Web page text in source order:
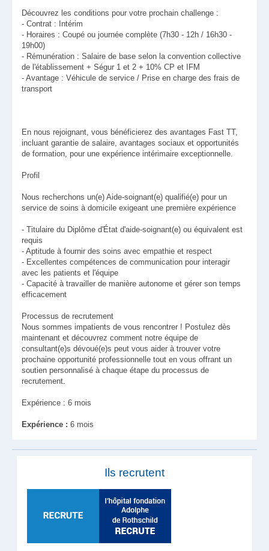
Découvrez les conditions pour votre prochain challenge :
- Contrat : Intérim
- Horaires : Coupé ou journée complète (7h30 - 12h / 16h30 -
19h00)
- Rémunération : Salaire de base selon la convention collective
de l'établissement + Ségur 1 et 2 + 10% CP et IFM
- Avantage : Véhicule de service / Prise en charge des frais de
transport
En nous rejoignant, vous bénéficierez des avantages Fast TT,
incluant garantie de salaire, avantages sociaux et opportunités
de formation, pour une expérience intérimaire exceptionnelle.
Profil
Nous recherchons un(e) Aide-soignant(e) qualifié(e) pour un
service de soins à domicile exigeant une première expérience
- Titulaire du Diplôme d'État d'aide-soignant(e) ou équivalent est
requis
- Aptitude à fournir des soins avec empathie et respect
- Excellentes compétences de communication pour interagir
avec les patients et l'équipe
- Capacité à travailler de manière autonome et gérer son temps
efficacement
Processus de recrutement
Nous sommes impatients de vous rencontrer ! Postulez dès
maintenant et découvrez comment notre équipe de
consultant(e)s dévoué(e)s peut vous aider à trouver votre
prochaine opportunité professionnelle tout en vous offrant un
soutien personnalisé à chaque étape du processus de
recrutement.
Expérience : 6 mois
Expérience : 6 mois
Ils recrutent